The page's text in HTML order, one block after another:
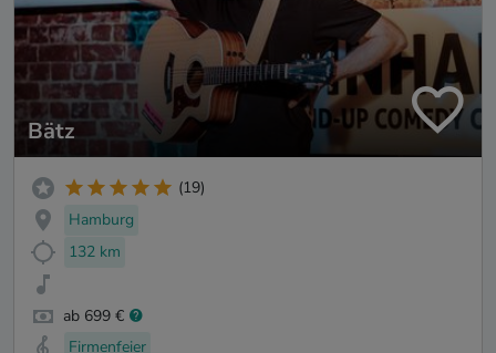
Bätz
(19)
Hamburg
132 km
ab 699 €
Firmenfeier